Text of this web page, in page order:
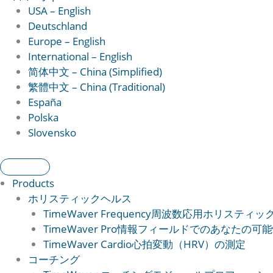
USA – English
Deutschland
Europe – English
International – English
简体中文 – China (Simplified)
繁體中文 – China (Traditional)
España
Polska
Slovensko
Products
ホリスティックヘルス
TimeWaver Frequency周波数応用ホリスティッ
TimeWaver Pro情報フィールドでのあなたの可
TimeWaver Cardio心拍変動（HRV）の測定
コーチング